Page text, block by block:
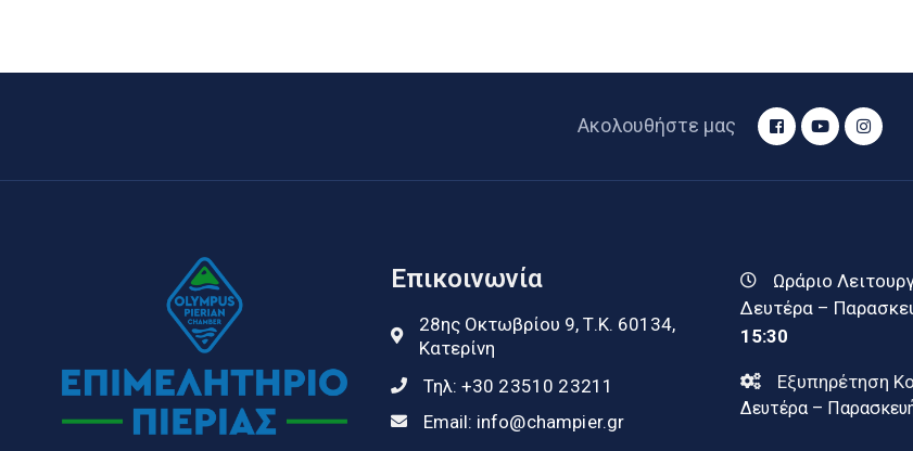
Ακολουθήστε μας
Επικοινωνία
28ης Οκτωβρίου 9, Τ.Κ. 60134,
Κατερίνη
Τηλ: +30 23510 23211
Email: info@champier.gr
Ωράριο
Δευτέρα –
15:30
Εξυπηρέτηση
Δευτέρα –